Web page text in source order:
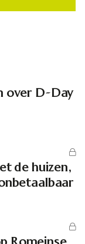
over D-Day
de huizen,